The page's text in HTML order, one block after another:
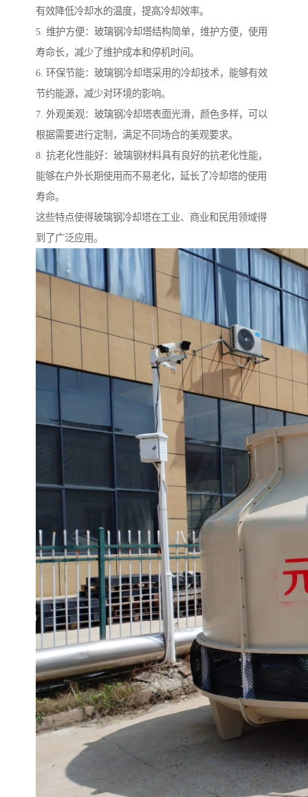
有效降低冷却水的温度，提高冷却效率。
5. 维护方便：玻璃钢冷却塔结构简单，维护方便，使用
寿命长，减少了维护成本和停机时间。
6. 环保节能：玻璃钢冷却塔采用的冷却技术，能够有效
节约能源，减少对环境的影响。
7. 外观美观：玻璃钢冷却塔表面光滑，颜色多样，可以
根据需要进行定制，满足不同场合的美观要求。
8. 抗老化性能好：玻璃钢材料具有良好的抗老化性能，
能够在户外长期使用而不易老化，延长了冷却塔的使用
寿命。
这些特点使得玻璃钢冷却塔在工业、商业和民用领域得
到了广泛应用。